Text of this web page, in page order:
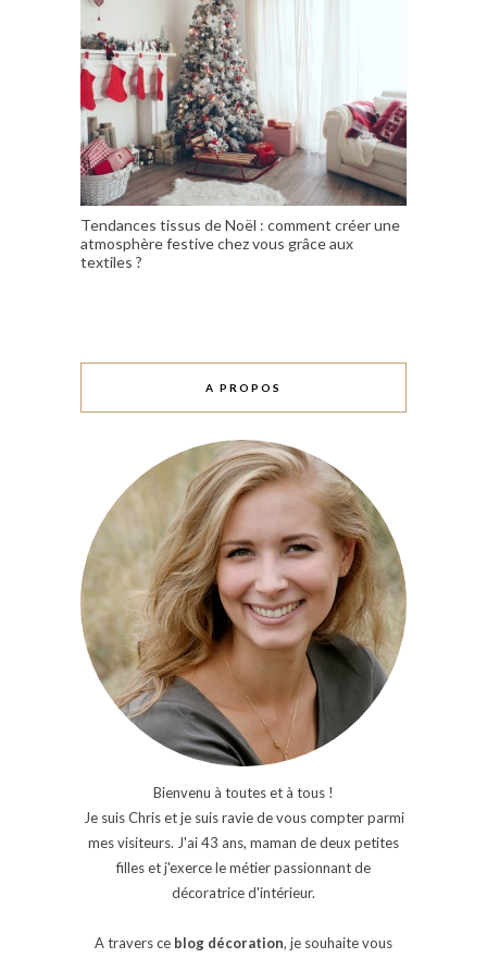
Tendances tissus de Noël : comment créer une
atmosphère festive chez vous grâce aux
textiles ?
A PROPOS
Bienvenu à toutes et à tous !
Je suis Chris et je suis ravie de vous compter parmi
mes visiteurs. J'ai 43 ans, maman de deux petites
filles et j'exerce le métier passionnant de
décoratrice d'intérieur.
A travers ce blog décoration, je souhaite vous